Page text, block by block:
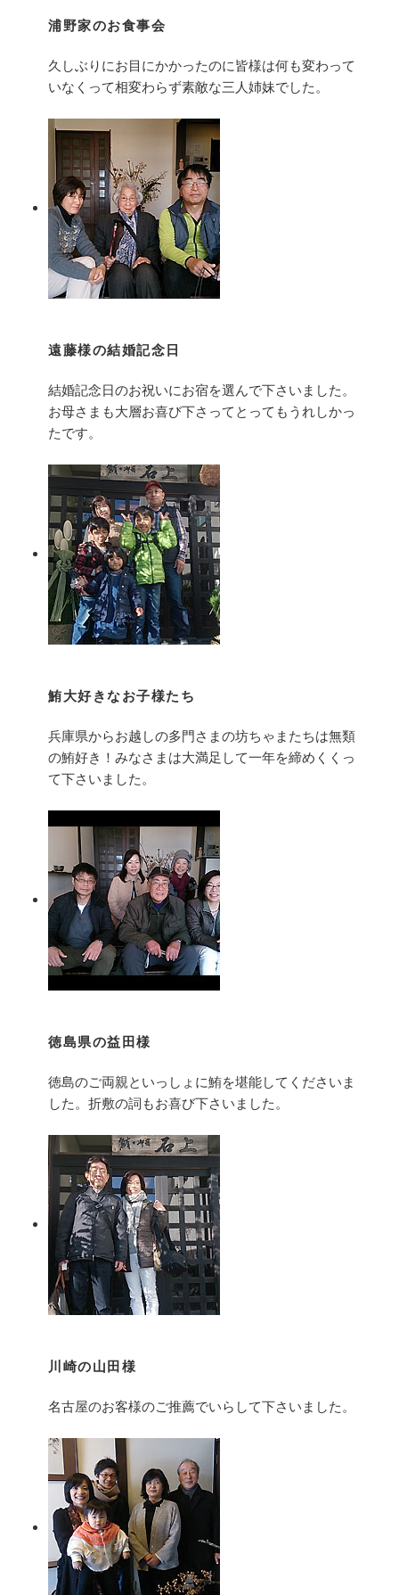
浦野家のお食事会
久しぶりにお目にかかったのに皆様は何も変わって
いなくって相変わらず素敵な三人姉妹でした。
遠藤様の結婚記念日
結婚記念日のお祝いにお宿を選んで下さいました。
お母さまも大層お喜び下さってとってもうれしかっ
たです。
鮪大好きなお子様たち
兵庫県からお越しの多門さまの坊ちゃまたちは無類
の鮪好き！みなさまは大満足して一年を締めくくっ
て下さいました。
徳島県の益田様
徳島のご両親といっしょに鮪を堪能してくださいま
した。折敷の詞もお喜び下さいました。
川崎の山田様
名古屋のお客様のご推薦でいらして下さいました。